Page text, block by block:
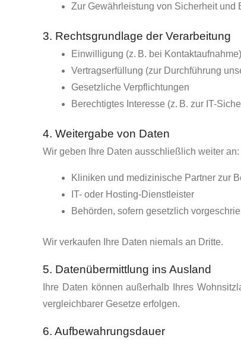
Zur Gewährleistung von Sicherheit und
3. Rechtsgrundlage der Verarbeitung
Einwilligung (z. B. bei Kontaktaufnahme)
Vertragserfüllung (zur Durchführung
Gesetzliche Verpflichtungen
Berechtigtes Interesse (z. B. zur IT-
4. Weitergabe von Daten
Wir geben Ihre Daten ausschließlich weiter an:
Kliniken und medizinische Partner zur
IT- oder Hosting-Dienstleister
Behörden, sofern gesetzlich
Wir verkaufen Ihre Daten niemals an Dritte.
5. Datenübermittlung ins Ausland
Ihre Daten können außerhalb Ihres
vergleichbarer Gesetze erfolgen.
6. Aufbewahrungsdauer